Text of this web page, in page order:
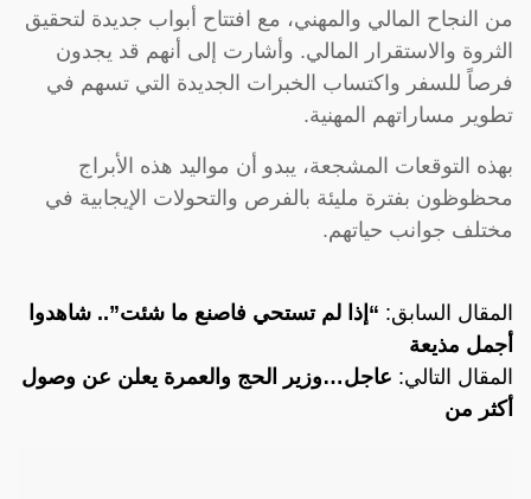
من النجاح المالي والمهني، مع افتتاح أبواب جديدة لتحقيق
الثروة والاستقرار المالي. وأشارت إلى أنهم قد يجدون
فرصاً للسفر واكتساب الخبرات الجديدة التي تسهم في
تطوير مساراتهم المهنية.
بهذه التوقعات المشجعة، يبدو أن مواليد هذه الأبراج
محظوظون بفترة مليئة بالفرص والتحولات الإيجابية في
مختلف جوانب حياتهم.
المقال السابق: “إذا لم تستحي فاصنع ما شئت”.. شاهدوا
أجمل مذيعة
المقال التالي: عاجل…وزير الحج والعمرة يعلن عن وصول
أكثر من